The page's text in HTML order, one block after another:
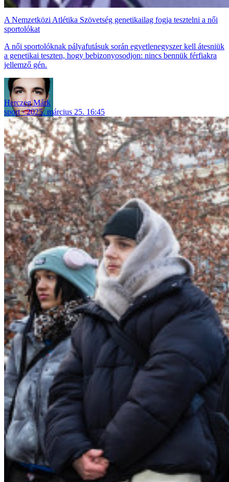
A Nemzetközi Atlétika Szövetség genetikailag fogja tesztelni a női
sportolókat
A női sportolóknak pályafutásuk során egyetlenegyszer kell átesniük
a genetikai teszten, hogy bebizonyosodjon: nincs bennük férfiakra
jellemző gén.
Herczeg Márk
sport
2025. március 25. 16:45